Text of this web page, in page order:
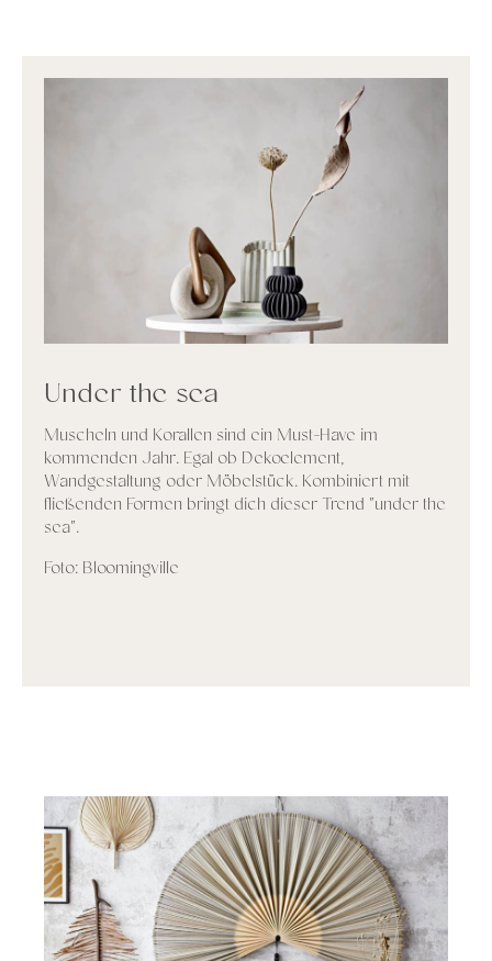
Under the sea
Muscheln und Korallen sind ein Must-Have im
kommenden Jahr. Egal ob Dekoelement,
Wandgestaltung oder Möbelstück. Kombiniert mit
fließenden Formen bringt dich dieser Trend "under the
sea".
Foto: Bloomingville